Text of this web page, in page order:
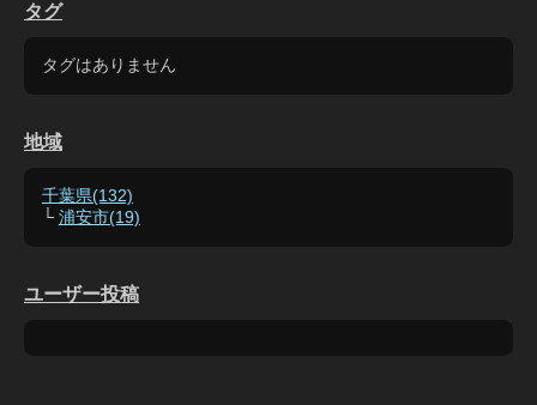
タグ
タグはありません
地域
千葉県(132)
└ 浦安市(19)
ユーザー投稿